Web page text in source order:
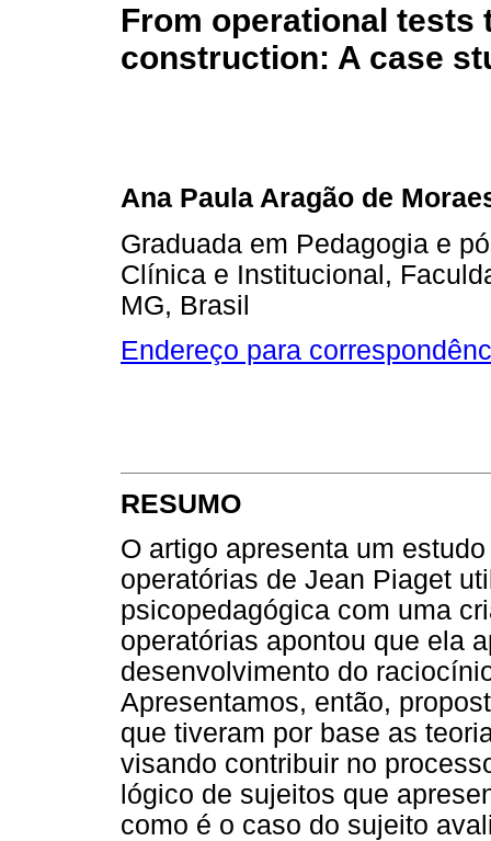
From operational
construction: A case
Ana Paula Aragão de
Graduada em Pedagogia e
Clínica e Institucional,
MG, Brasil
Endereço para
RESUMO
O artigo apresenta um
operatórias de Jean Piaget
psicopedagógica com uma
operatórias apontou que ela
desenvolvimento do
Apresentamos, então,
que tiveram por base as
visando contribuir no
lógico de sujeitos que
como é o caso do sujeito